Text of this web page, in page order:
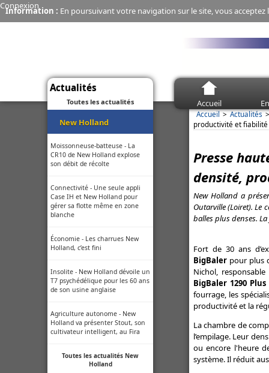
Information : En poursuivant votre navigation sur le site, vous
Connexion
Accueil
Actualités
Toutes les actualités
New Holland
Moissonneuse-batteuse - La
CR10 de New Holland explose
son débit de récolte
Connectivité - Une seule appli
Case IH et New Holland pour
gérer sa flotte même en zone
blanche
Économie - Les charrues New
Holland, c’est fini
Insolite - New Holland dévoile un
T7 psychédélique pour les 60 ans
de son usine anglaise
Agriculture autonome - New
Holland va présenter Stout, son
cultivateur intelligent, au Fira
Toutes les actualités New
Holland
Accueil
Actualités
productivité et fiabilité
Presse
densité,
New Holland a
Outarville (Loiret). Le
balles plus denses.
Fort de 30 ans
BigBaler pour plus
Nichol,
BigBaler 1290 Plus
fourrage, les
productivité et la
La chambre de
l’empilage. Leur
ou encore l'heure
système. Il réduit